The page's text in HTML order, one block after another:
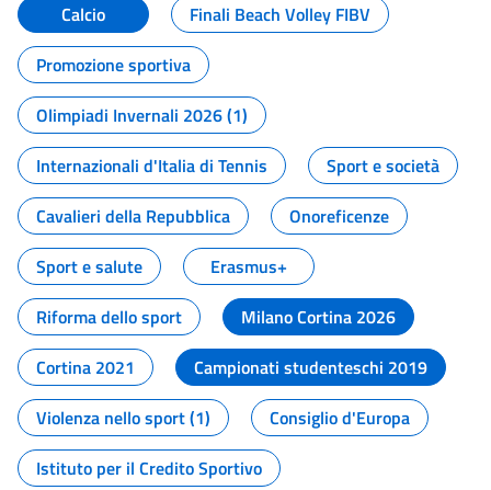
Calcio
Finali Beach Volley FIBV
Promozione sportiva
Olimpiadi Invernali 2026 (1)
Internazionali d'Italia di Tennis
Sport e società
Cavalieri della Repubblica
Onoreficenze
Sport e salute
Erasmus+
Riforma dello sport
Milano Cortina 2026
Cortina 2021
Campionati studenteschi 2019
Violenza nello sport (1)
Consiglio d'Europa
Istituto per il Credito Sportivo